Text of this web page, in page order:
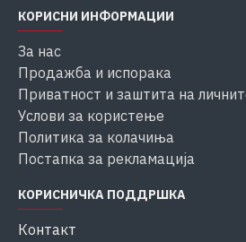
КОРИСНИ ИНФОРМАЦИИ
За нас
Продажба и испорака
Приватност и заштита на
Услови за користење
Политика за колачиња
Постапка за рекламација
КОРИСНИЧКА ПОДДРШКА
Контакт